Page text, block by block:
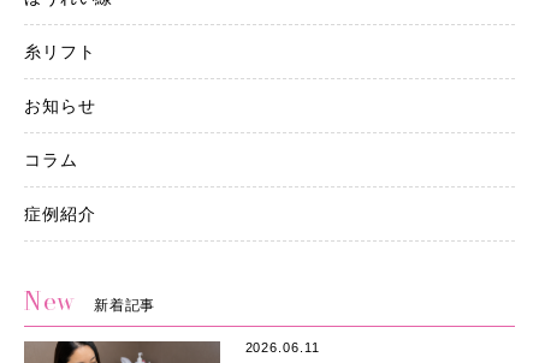
糸リフト
お知らせ
コラム
症例紹介
New 新着記事
2026.06.11